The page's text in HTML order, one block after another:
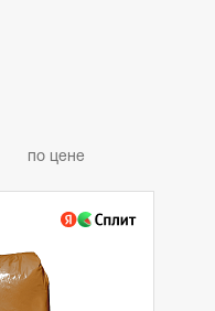
по цене